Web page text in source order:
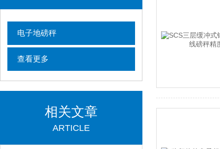
电子地磅秤
查看更多
相关文章
ARTICLE